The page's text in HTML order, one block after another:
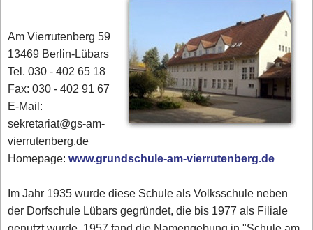
Am Vierrutenberg 59
13469 Berlin-Lübars
Tel. 030 - 402 65 18
Fax: 030 - 402 91 67
E-Mail:
sekretariat@gs-am-
vierrutenberg.de
Homepage:www.grundschule-am-vierrutenberg.de
Im Jahr 1935 wurde diese Schule als Volksschule neben
der Dorfschule Lübars gegründet, die bis 1977 als Filiale